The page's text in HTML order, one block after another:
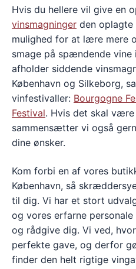
Hvis du hellere vil give en
vinsmagninger den oplagte
mulighed for at lære mere
smage på spændende vine
afholder siddende
København og Silkeborg,
vinfestivaller: Bourgogne
Festival. Hvis det skal være
sammensætter vi også
dine ønsker.
Kom forbi en af vores
København, så
til dig. Vi har et stort
og vores erfarne
og rådgive dig. Vi ved,
perfekte gave, og derfor
finder den helt rigtige